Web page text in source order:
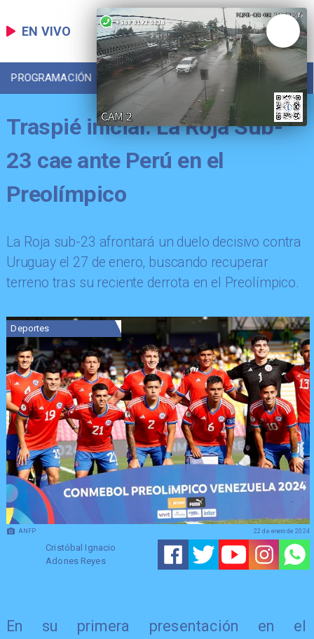
EN VIVO
PROGRAMACIÓN LOCAL DEPORTES
Traspié inicial: La Roja Sub-
23 cae ante Perú en el
Preolímpico
La Roja sub-23 afrontará un duelo decisivo contra
Uruguay el 27 de enero, buscando recuperar
terreno tras su reciente derrota en el Preolímpico.
ANFP
Deportes
Cristóbal Ignacio
Adones Reyes
22 de enero de 2024
​En su primera presentación en el